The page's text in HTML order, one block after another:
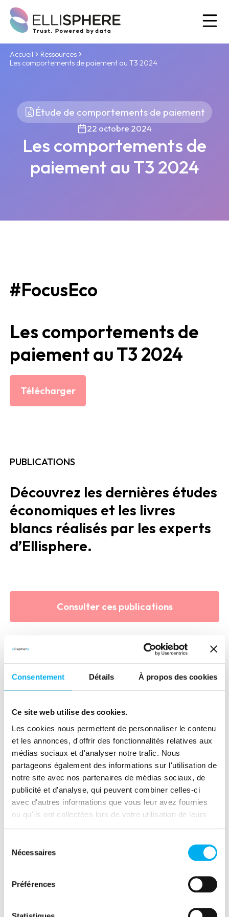
Consentement Détails À propos des cookies
Ce site web utilise des cookies.
Les cookies nous permettent de personnaliser le contenu
et les annonces, d'offrir des fonctionnalités relatives aux
médias sociaux et d'analyser notre trafic. Nous
partageons également des informations sur l'utilisation de
notre site avec nos partenaires de médias sociaux, de
publicité et d'analyse, qui peuvent combiner celles-ci
avec d'autres informations que vous leur avez fournies
ou qu'ils ont collectées lors de votre utilisation de leurs
Nécessaires
Préférences
Accueil
Ressources
Les comportements de paiement au T3 2024
Étude de comportements de paiement
22 octobre 2024
Les comportements de
paiement au T3 2024
#FocusEco
Les comportements de
paiement au T3 2024
Télécharger
PUBLICATIONS
Découvrez les dernières études
économiques et les livres
blancs réalisés par les experts
d’Ellisphere.
Consulter ces publications
Partager cette ressource
(nouvelle fenêtre)
(nouvelle fenêtre)
(nouvelle fenêtre)
(nouvelle fenêtre)
(nouvelle fenêtre)
(nouvelle fenêtre)
(nouvelle
Ressource précédente
Eric Latreuille, Vice-Président International de
l'AFDCC